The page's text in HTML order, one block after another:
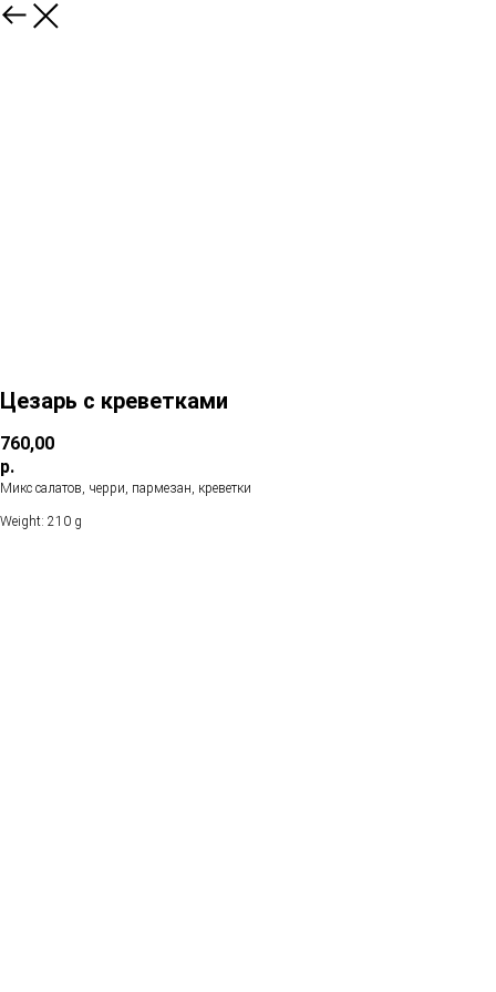
Цезарь с креветками
760,00
р.
Микс салатов, черри, пармезан, креветки
Weight: 210 g